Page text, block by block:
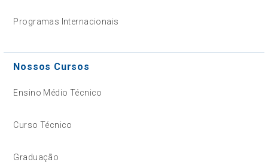
Programas Internacionais
Nossos Cursos
Ensino Médio Técnico
Curso Técnico
Graduação